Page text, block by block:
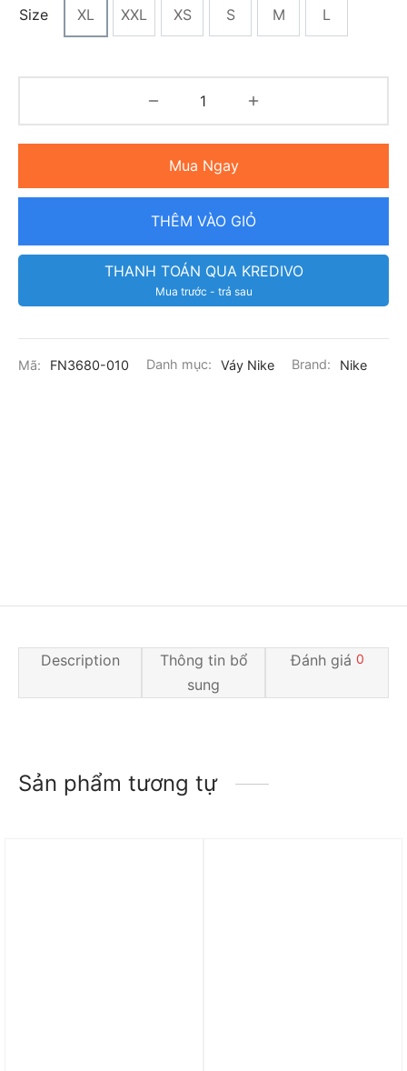
Size XL XXL XS S M L
Mua Ngay
THÊM VÀO GIỎ
THANH TOÁN QUA KREDIVO
Mua trước - trả sau
Mã: FN3680-010 Danh mục: Váy Nike Brand: Nike
Description
Thông tin bổ
sung
Đánh giá 0
Sản phẩm tương tự